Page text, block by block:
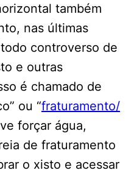
também
nas últimas
controverso de
e outras
é chamado de
ou “fraturamento/
forçar água,
de fraturamento
o xisto e acessar